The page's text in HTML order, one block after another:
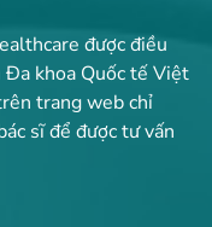
được điều
Đa khoa Quốc tế Việt
trang web chỉ
sĩ để được tư vấn